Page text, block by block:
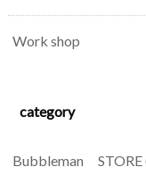
Work shop
category
Bubbleman STORE